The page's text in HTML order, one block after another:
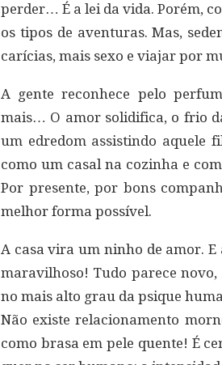
perder… É a lei da vida. Porém,
os tipos de aventuras. Mas,
carícias, mais sexo e viajar por
A gente reconhece pelo
mais… O amor solidifica, o frio
um edredom assistindo aquele
como um casal na cozinha e
Por presente, por bons
melhor forma possível.
A casa vira um ninho de amor.
maravilhoso! Tudo parece
no mais alto grau da psique
Não existe relacionamento
como brasa em pele quente! É